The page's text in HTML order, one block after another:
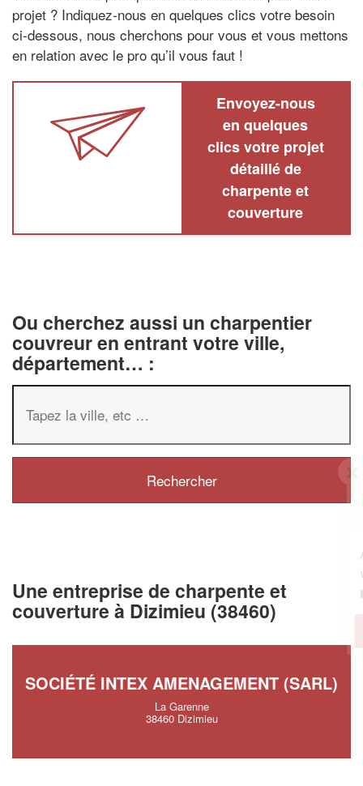
projet ? Indiquez-nous en quelques clics votre besoin
ci-dessous, nous cherchons pour vous et vous mettons
en relation avec le pro qu’il vous faut !
Envoyez-nous
en quelques
clics votre projet
détaillé de
charpente et
couverture
Ou cherchez aussi un charpentier
couvreur en entrant votre ville,
département… :
Une entreprise de charpente et
couverture à Dizimieu (38460)
SOCIÉTÉ INTEX AMENAGEMENT (SARL)
La Garenne
38460 Dizimieu
Vous êtes un
professionnel ?
nouveaux clients!